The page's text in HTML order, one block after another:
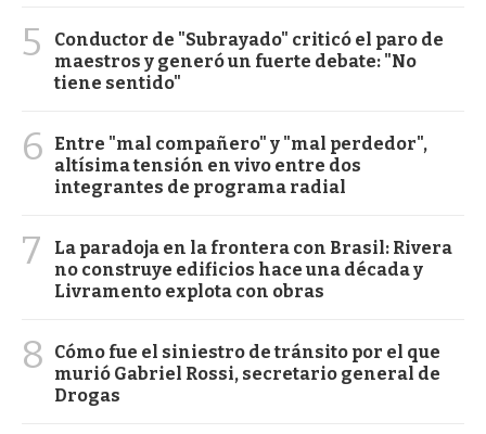
5
Conductor de "Subrayado" criticó el paro de
maestros y generó un fuerte debate: "No
tiene sentido"
6
Entre "mal compañero" y "mal perdedor",
altísima tensión en vivo entre dos
integrantes de programa radial
7
La paradoja en la frontera con Brasil: Rivera
no construye edificios hace una década y
Livramento explota con obras
8
Cómo fue el siniestro de tránsito por el que
murió Gabriel Rossi, secretario general de
Drogas